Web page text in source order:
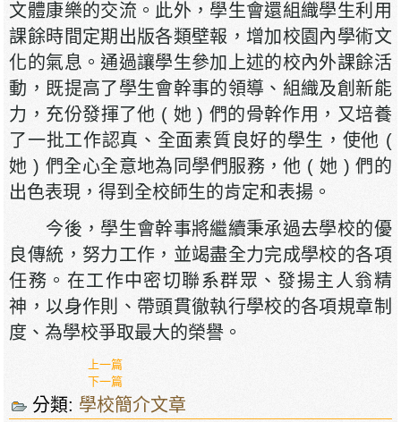
文體康樂的交流。此外，學生會還組織學生利用
課餘時間定期出版各類壁報，增加校園內學術文
化的氣息。通過讓學生參加上述的校內外課餘活
動，既提高了學生會幹事的領導、組織及創新能
力，充份發揮了他 ( 她 ) 們的骨幹作用，又培養
了一批工作認真、全面素質良好的學生，使他 (
她 ) 們全心全意地為同學們服務，他 ( 她 ) 們的
出色表現，得到全校師生的肯定和表揚。
今後，學生會幹事將繼續秉承過去學校的優
良傳統，努力工作，並竭盡全力完成學校的各項
任務。在工作中密切聯系群眾、發揚主人翁精
神，以身作則、帶頭貫徹執行學校的各項規章制
度、為學校爭取最大的榮譽。
上一篇
下一篇
分類: 學校簡介文章